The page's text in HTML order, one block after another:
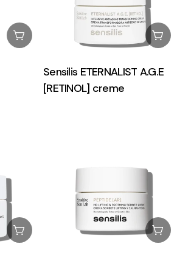
Esgotado
Sensilis ETERNALIST A.G.E
[RETINOL] creme
Esgotado